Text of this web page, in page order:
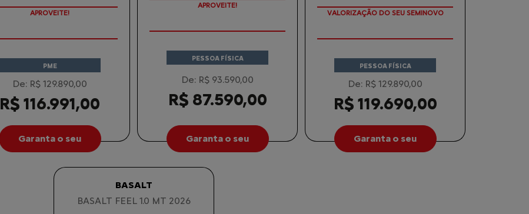
APROVEITE!
PME
De: R$ 129.890,00
R$ 116.991,00
Garanta o seu
APROVEITE!
PESSOA FÍSICA
De: R$ 93.590,00
R$ 87.590,00
Garanta o seu
APROVEITE!
PESSOA FÍSICA
De: R$ 129.890,00
R$ 119.690,00
Garanta o seu
BASALT
BASALT FEEL 1.0 MT 2026